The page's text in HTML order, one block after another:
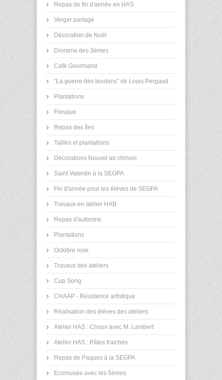
Repas de fin d'année en HAS
Verger partagé
Décoration de Noël
Diorama des 3èmes
Café Gourmand
"La guerre des boutons" de Louis Pergaud
Plantations
Fresque
Repas des îles
Tailles et plantations
Décorations Nouvel an chinois
Saint Valentin à la SEGPA
Fin d'année pour les élèves de SEGPA
Travaux en atelier HAB
Repas d'automne
Plantations
Octobre rose
Travaux des ateliers
Cup Song
CHAAP - Résidence artistique
Réalisation des élèves des ateliers
Atelier HAS : Choux avec M. Lambert
Atelier HAS : Pâtes fraiches
Repas de Paques à la SEGPA
Ecomusée avec les 5èmes